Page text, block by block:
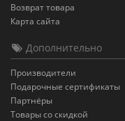
Возврат товара
Карта сайта
Дополнительно
Производители
Подарочные сертификаты
Партнёры
Товары со скидкой